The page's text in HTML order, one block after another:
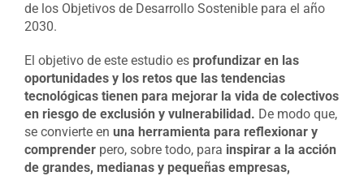
de los Objetivos de Desarrollo Sostenible para el año
2030.
El objetivo de este estudio es profundizar en las
oportunidades y los retos que las tendencias
tecnológicas tienen para mejorar la vida de colectivos
en riesgo de exclusión y vulnerabilidad. De modo que,
se convierte en una herramienta para reflexionar y
comprenderpero, sobre todo, para inspirar a la acción
de grandes, medianas y pequeñas empresas,